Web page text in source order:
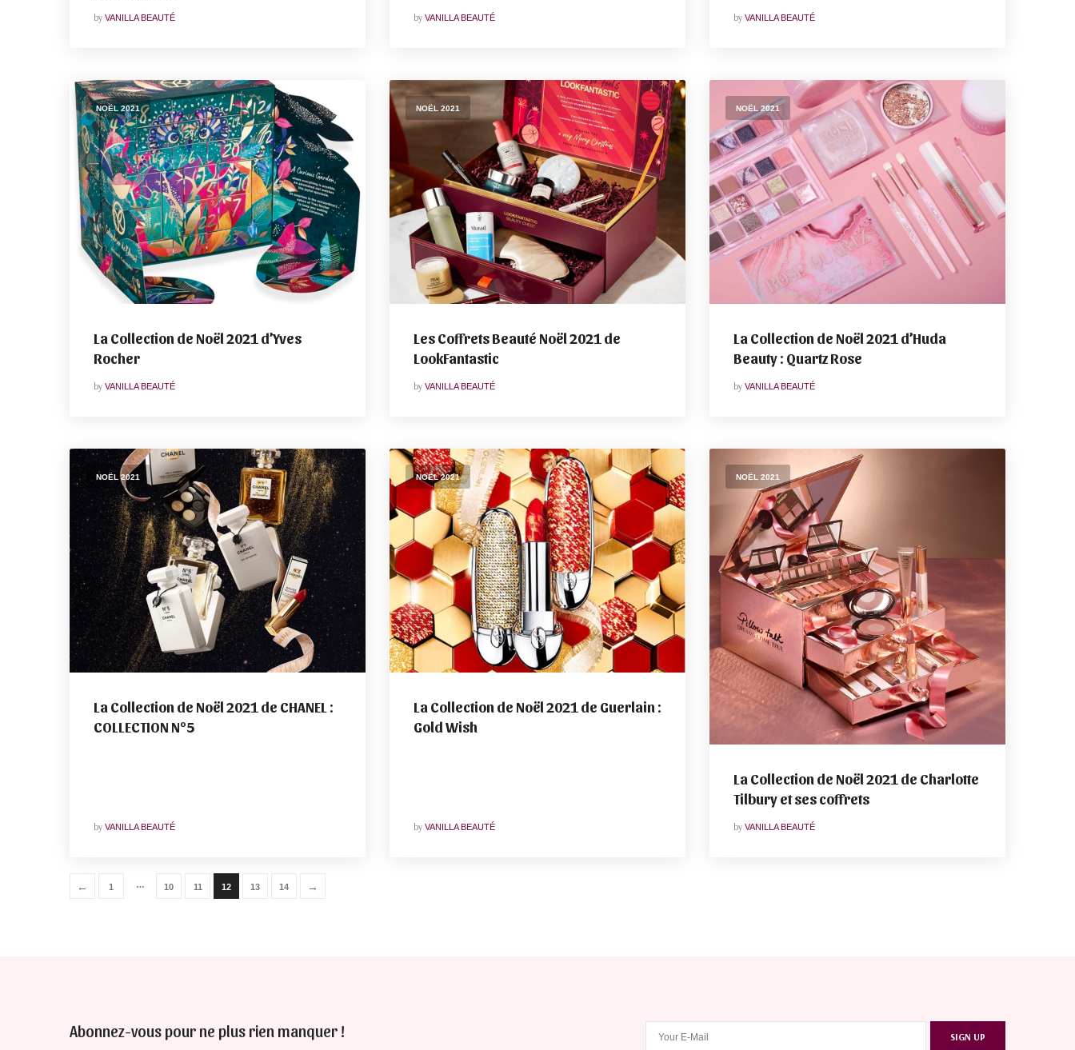
by VANILLA BEAUTÉ by VANILLA BEAUTÉ by VANILLA BEAUTÉ
NOËL 2021
La Collection de Noël 2021 d’Yves
Rocher
by VANILLA BEAUTÉ
NOËL 2021
Les Coffrets Beauté Noël 2021 de
LookFantastic
by VANILLA BEAUTÉ
NOËL 2021
La Collection de Noël 2021 d’Huda
Beauty : Quartz Rose
by VANILLA BEAUTÉ
NOËL 2021
La Collection de Noël 2021 de CHANEL :
COLLECTION N°5
by VANILLA BEAUTÉ
NOËL 2021
La Collection de Noël 2021 de Guerlain :
Gold Wish
by VANILLA BEAUTÉ
NOËL 2021
La Collection de Noël 2021 de Charlotte
Tilbury et ses coffrets
by VANILLA BEAUTÉ
← 1 … 10 11 12 13 14 →
Abonnez-vous pour ne plus rien manquer ! SIGN UP